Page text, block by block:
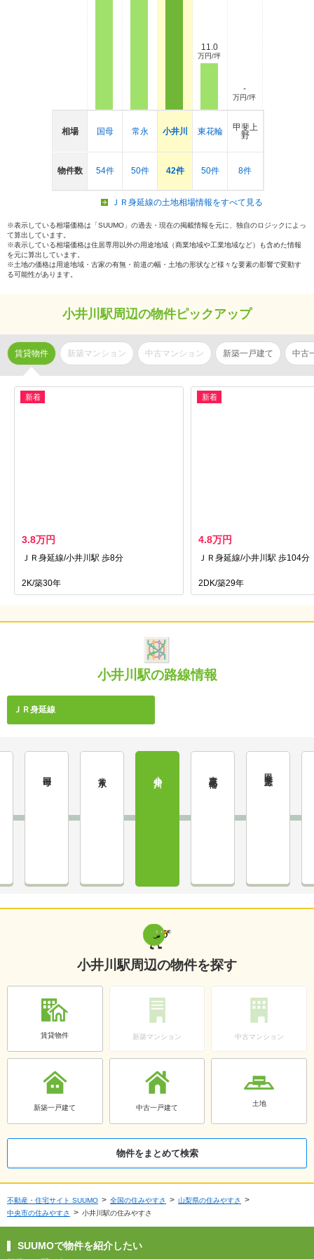
相場
物件数
国母
54件
常永
50件
小井川
42件
11.0
万円/坪
東花輪
50件
-
万円/坪
甲斐上
野
8件
ＪＲ身延線の土地相場情報をすべて見る
※表示している相場価格は「SUUMO」の過去・現在の掲載情報を元に、独自のロジックによっ
て算出しています。
※表示している相場価格は住居専用以外の用途地域（商業地域や工業地域など）も含めた情報
を元に算出しています。
※土地の価格は用途地域・古家の有無・前道の幅・土地の形状など様々な要素の影響で変動す
る可能性があります。
小井川駅周辺の物件ピックアップ
賃貸物件 新築マンション 中古マンション 新築一戸建て 中古
新着
3.8万円
ＪＲ身延線/小井川駅 歩8分
2K/築30年
新着
4.8万円
ＪＲ身延線/小井川駅 歩104分
2DK/築29年
小井川駅の路線情報
ＪＲ身延線
小井川駅周辺の物件を探す
賃貸物件 新築マンション 中古マンション
新築一戸建て 中古一戸建て
土地
物件をまとめて検索
不動産・住宅サイト SUUMO 全国の住みやすさ
山梨県の住みやすさ
中央市の住みやすさ
小井川駅の住みやすさ
SUUMOで物件を紹介したい